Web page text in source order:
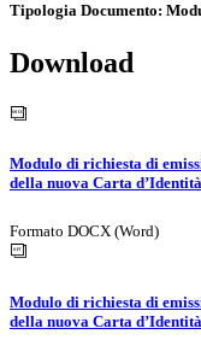
Tipologia Documento:
Download
Modulo di richiesta di
della nuova Carta
Formato DOCX (Word)
Modulo di richiesta di
della nuova Carta